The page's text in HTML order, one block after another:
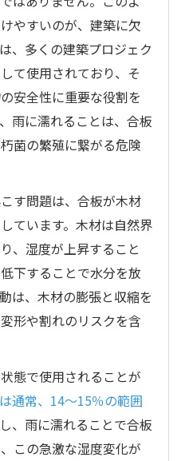
やすいのが、建築に欠
、多くの建築プロジェク
て使用されており、そ
安全性に重要な役割を
雨に濡れることは、合板
菌の繁殖に繋がる危険
す問題は、合板が木材
ています。木材は自然界
、湿度が上昇すること
下することで水分を放
は、木材の膨張と収縮を
形や割れのリスクを含
態で使用されることが
通常、14〜15％の範囲
、雨に濡れることで合板
この急激な湿度変化が